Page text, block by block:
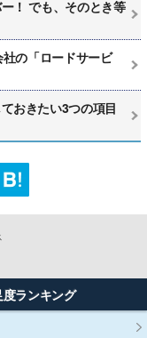
！ でも、そのとき等
の「ロードサービ
おきたい3つの項目
ランキング